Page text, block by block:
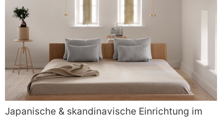
Japanische & skandinavische Einrichtung im